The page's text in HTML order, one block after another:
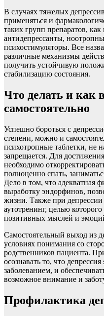
В случаях тяжелых
применяться и
таких групп препаратов,
антидепрессанты,
психостимуляторы. Все
различные механизмы
получить устойчивую
стабилизацию состояния.
Что делать и как
самостоятельно
Успешно бороться с
степени, можно и
психотропные таблетки, не
запрещается. Для
необходимо
полноценно спать,
Дело в том, что адекватная
выработку эндорфинов,
жизни. Также при депрессии
аутотренинг, целью
позитивных мыслей и
Самостоятельный выход из
условиях понимания со
родственников пациента.
осознавать то, что
заболеванием, и
возможное внимание и
Профилактика